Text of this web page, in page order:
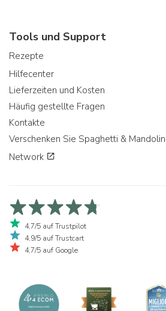
Tools und Support
Rezepte
Hilfecenter
Lieferzeiten und Kosten
Häufig gestellte Fragen
Kontakte
Verschenken Sie Spaghetti &
Network
4,7/5 auf Trustpilot
4,9/5 auf Trustcart
4,7/5 auf Google